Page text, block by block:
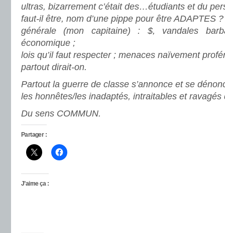
ultras, bizarrement c’était des…étudiants et du
faut-il être, nom d’une pippe pour être ADAPTES
générale (mon capitaine) : $, vandales
économique ;
lois qu’il faut respecter ; menaces naïvement
partout dirait-on.
Partout la guerre de classe s’annonce et se
les honnêtes/les inadaptés, intraitables et ravagés
Du sens COMMUN.
Partager :
J’aime ça :